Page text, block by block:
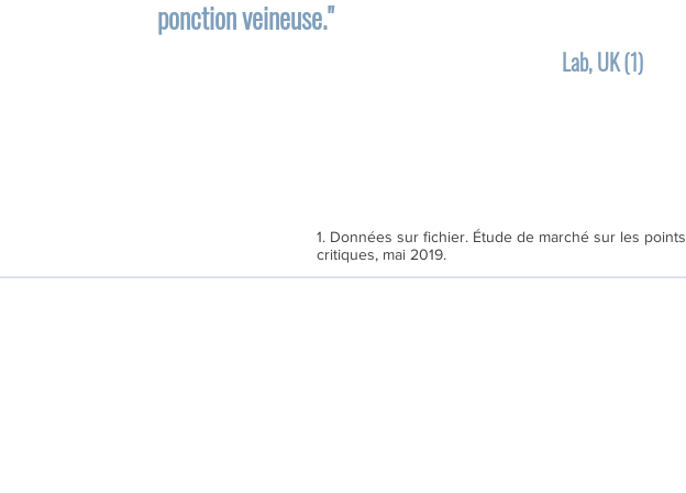
ponction veineuse."
Lab, UK (1)
1. Données sur fichier. Étude de marché sur les points
critiques, mai 2019.